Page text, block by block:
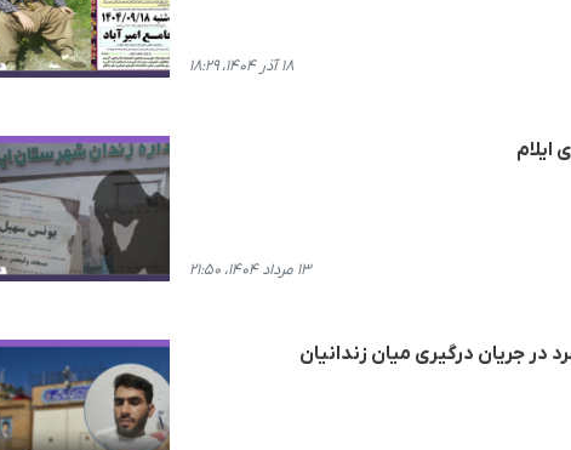
۱۸ آذر ۱۴۰۴، ۱۸:۲۹
۱۳ مرداد ۱۴۰۴، ۲۱:۵۰
در جریان درگیری میان زندانیان